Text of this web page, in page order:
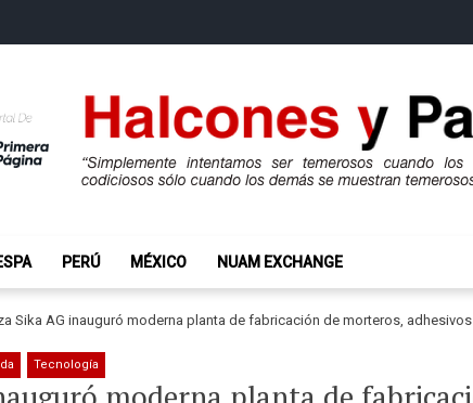
PERÚ MÉXICO NUAM EXCHANGE
Sika AG inauguró moderna planta de fabricación de morteros,
Tecnología